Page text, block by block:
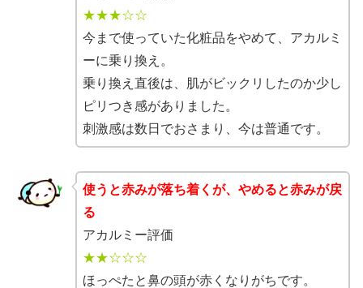
★★★☆☆
今まで使っていた化粧品をやめて、アカルミ
ーに乗り換え。
乗り換え直後は、肌がビックリしたのか少し
ピリつき感がありました。
刺激感は数日でおさまり、今は普通です。
使うと赤みが落ち着くが、やめると赤みが戻
る
アカルミー評価
★★☆☆☆
ほっぺたと鼻の頭が赤くなりがちです。